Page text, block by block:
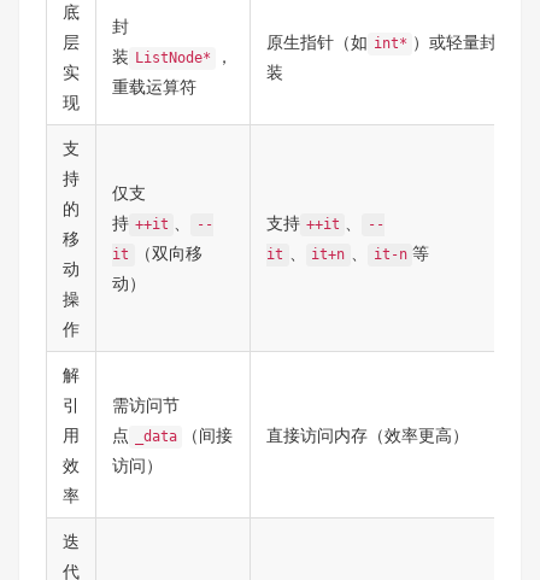
底
层
实
现
封
装 ListNode*
，
重载运算符
原生指针（如 int* ）或轻量封
装
支
持
的
移
动
操
作
仅支
持 ++it
--
it
（双向移
动）
支持 ++it
--
it
it+n it-n 等
解
引
用
效
率
需访问节
点
_data
（间接
访问）
直接访问内存（效率更高）
迭
代